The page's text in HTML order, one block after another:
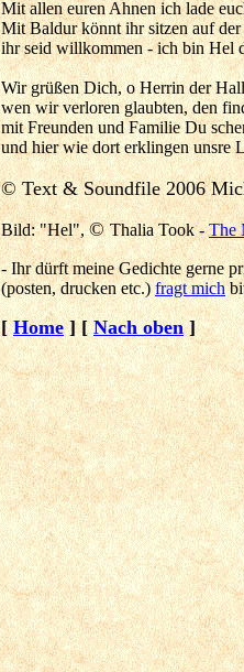
Mit allen euren Ahnen ich lade
Mit Baldur könnt ihr sitzen auf
ihr seid willkommen - ich bin Hel
Wir grüßen Dich, o Herrin der
wen wir verloren glaubten, den
mit Freunden und Familie Du
und hier wie dort erklingen unsre
© Text & Soundfile 2006
Bild: "Hel",©Thalia Took -The
- Ihr dürft meine Gedichte gerne
(posten, drucken etc.) fragt mich
[Home] [Nach oben]